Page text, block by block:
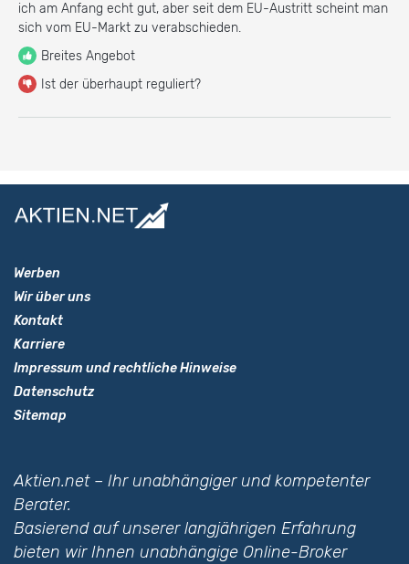
ich am Anfang echt gut, aber seit dem EU-Austritt scheint man
sich vom EU-Markt zu verabschieden.
Breites Angebot
Ist der überhaupt reguliert?
Werben
Wir über uns
Kontakt
Karriere
Impressum und rechtliche Hinweise
Datenschutz
Sitemap
Aktien.net – Ihr unabhängiger und kompetenter
Berater.
Basierend auf unserer langjährigen Erfahrung
bieten wir Ihnen unabhängige Online-Broker